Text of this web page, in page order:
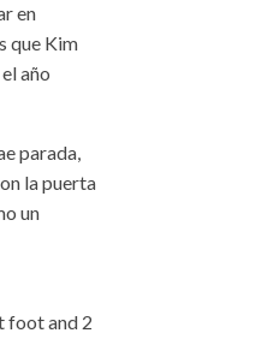
en
que Kim
año
parada,
la puerta
un
foot and 2